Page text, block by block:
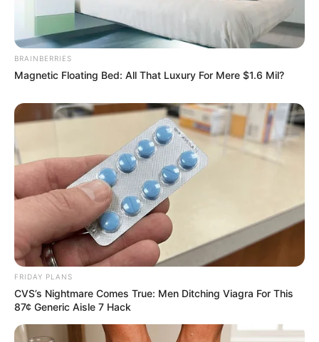
This Trick Will Give You An Erection At Any Age
4x Stronger Than Viagra! This To Perform Better
MEDVI
BRAINBERRIES
Magnetic Floating Bed: All That Luxury For Mere $1.6 Mil?
FRIDAY PLANS
CVS’s Nightmare Comes True: Men Ditching Viagra For This
87¢ Generic Aisle 7 Hack